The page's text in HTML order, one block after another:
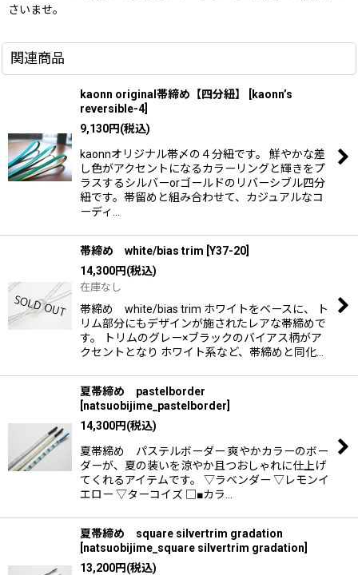
さいませ。
関連商品
kaonn original帯締め【四分紐】
kaonn’s
reversible-4]
9,130円(税込)
kaonnオリジナル帯〆の４分紐です。 鮮やかな差
し色がアクセントになるカラーリングと輝きをプ
ラスするシルバーorゴールドのリバーシブル四分
紐です。帯留めと組み合わせて、カジュアルなコ
ーディ…
帯締め white/bias trim Y37-20
14,300円(税込)
在庫なし
帯締め white/bias trim ホワイトをベースに、 ト
リム部分にもデザインが施されたレアな帯締めで
す。 トリムのグレー×ブラックのバイアス柄がア
クセントとなり ホワイト系など、帯締めと同化…
夏帯締め pastelborder
natsuobijime_pastelborder
14,300円(税込)
夏帯締め パステルボーダー 爽やかカラーのボー
ダーが、夏の装いを涼やか且つおしゃれに仕上げ
てくれるアイテムです。 ▽ラベンダー ▽レモンイ
エロー ▽ターコイズ □■カラ…
夏帯締め square silvertrim gradation
natsuobijime_square silvertrim gradation
13,200円(税込)